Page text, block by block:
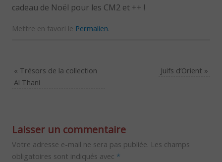
cadeau de Noël pour les CM2 et ++ !
Mettre en favori le Permalien.
« Trésors de la collection
Al Thani
Juifs d’Orient »
Laisser un commentaire
Votre adresse e-mail ne sera pas publiée. Les champs
obligatoires sont indiqués avec *